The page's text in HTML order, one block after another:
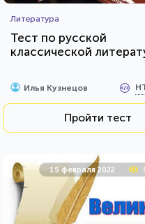
Литература
Тест по русской
классической
Илья Кузнецов
Пройти тест
15 февраля 2022